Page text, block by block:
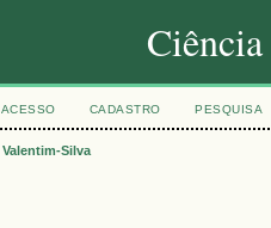
ACESSO CADASTRO PESQUISA
Valentim-Silva